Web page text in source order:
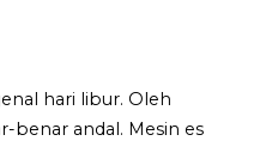
hari libur. Oleh
benar andal. Mesin es